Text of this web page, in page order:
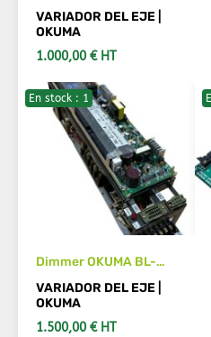
BLIII-D U0213-0006-
001-11
VARIADOR DEL EJE |
OKUMA
1.000,00 € HT
VER MÁS DETALLES
En stock : 1
Dimmer OKUMA BL-
D75A E4809-770-015-
D
VARIADOR DEL EJE |
OKUMA
1.500,00 € HT